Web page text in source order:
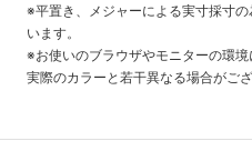
※平置き、メジャーによる実寸採寸
います。
※お使いのブラウザやモニターの環境
実際のカラーと若干異なる場合がご